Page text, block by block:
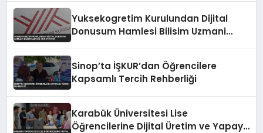
Yuksekogretim Kurulundan Dijital
Donusum Hamlesi Bilisim Uzmani
Sinop’ta İŞKUR’dan Öğrencilere
Kapsamlı Tercih Rehberliği
Karabük Üniversitesi Lise
Öğrencilerine Dijital Üretim ve Yapay